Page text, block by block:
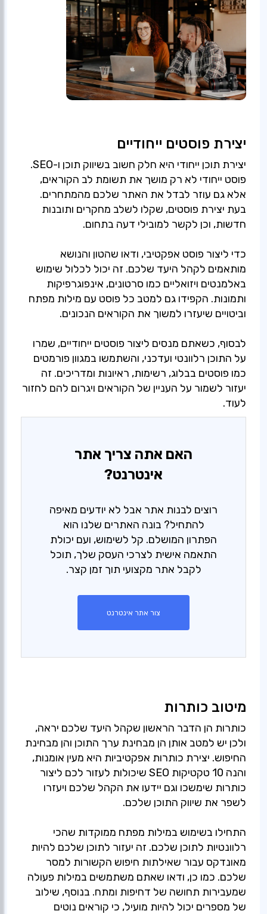
יצירת פוסטים ייחודיים
יצירת תוכן ייחודי היא חלק חשוב בשיווק תוכן ו-SEO.
פוסט ייחודי לא רק מושך את תשומת לב הקוראים,
אלא גם עוזר לבדל את האתר שלכם מהמתחרים.
בעת יצירת פוסטים, שקלו לשלב מחקרים ותובנות
כדי ליצור פוסט אפקטיבי, ודאו שהטון והנושא
מותאמים לקהל היעד שלכם. זה יכול לכלול שימוש
באלמנטים ויזואליים כמו סרטונים, אינפוגרפיקות
ותמונות. הקפידו גם למטב כל פוסט עם מילות מפתח
לבסוף, כשאתם מנסים ליצור פוסטים ייחודיים, שמרו
על התוכן רלוונטי ועדכני, והשתמשו במגוון פורמטים
כמו פוסטים בבלוג, רשימות, ראיונות ומדריכים. זה
יעזור לשמור על העניין של הקוראים ויגרום להם לחזור
לעוד.
האם אתה צריך אתר
אינטרנט?
רוצים לבנות אתר אבל לא יודעים מאיפה
להתחיל? בונה האתרים שלנו הוא
הפתרון המושלם. קל לשימוש, ועם יכולת
התאמה אישית לצרכי העסק שלך, תוכל
לקבל אתר מקצועי תוך זמן קצר.
צור אתר אינטרנט
מיטוב כותרות
כותרות הן הדבר הראשון שקהל היעד שלכם יראה,
ולכן יש למטב אותן הן מבחינת ערך התוכן והן מבחינת
החיפוש. יצירת כותרות אפקטיביות היא מעין אומנות,
והנה 10 טקטיקות SEO שיכולות לעזור לכם ליצור
כותרות שימשכו וגם יידעו את הקהל שלכם ויעזרו
התחילו בשימוש במילות מפתח ממוקדות שהכי
רלוונטיות לתוכן שלכם. זה יעזור לתוכן שלכם להיות
מאונדקס עבור שאילתות חיפוש הקשורות למסר
שלכם. כמו כן, ודאו שאתם משתמשים במילות פעולה
שמעבירות תחושה של דחיפות ומתח. בנוסף, שילוב
של מספרים יכול להיות מועיל, כי קוראים נוטים